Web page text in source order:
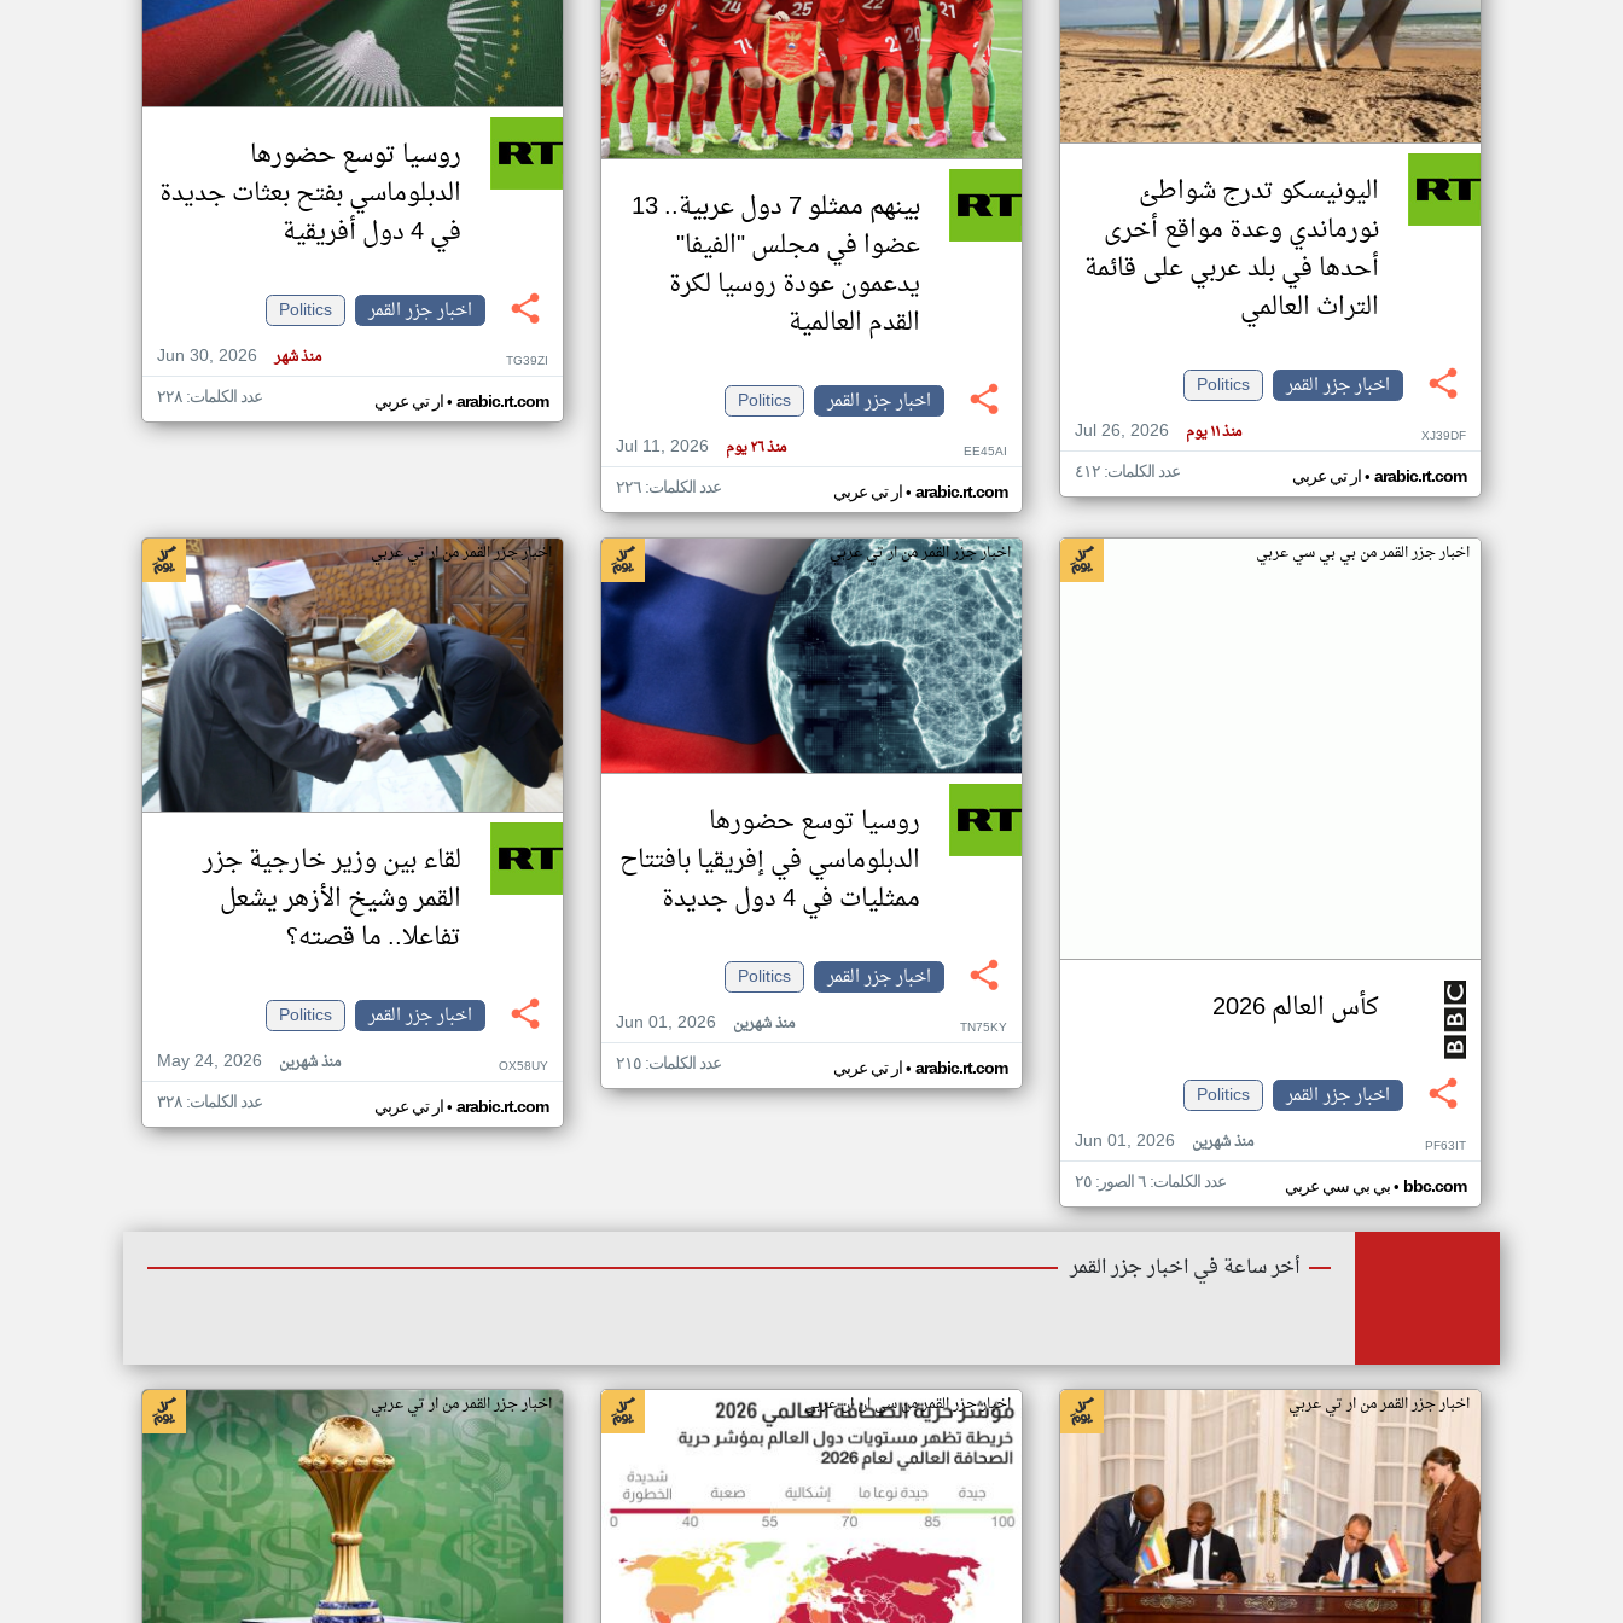
تغيير الدولة
اخبار جزر القمر على مدار الساعة
أهم اخبار جزر القمر العاجلة والمباشرة
اليونيسكو تدرج شواطئ
نورماندي وعدة مواقع أخرى
أحدها في بلد عربي على قائمة
التراث العالمي
اخبار جزر القمر
Politics
Jul 26, 2026
منذ ١١ يوم XJ39DF
ار تي عربي• arabic.rt.com عدد الكلمات: ٤١٢
بينهم ممثلو 7 دول عربية.. 13
عضوا في مجلس "الفيفا"
يدعمون عودة روسيا لكرة
القدم العالمية
اخبار جزر القمر
Politics
Jul 11, 2026
منذ ٢٦ يوم EE45AI
ار تي عربي• arabic.rt.com عدد الكلمات: ٢٢٦
روسيا توسع حضورها
الدبلوماسي بفتح بعثات جديدة
في 4 دول أفريقية
اخبار جزر القمر
Politics
Jun 30, 2026
منذ شهر TG39ZI
ار تي عربي• arabic.rt.com عدد الكلمات: ٢٢٨
اخبار جزر القمر من بي بي سي عربي
كأس العالم 2026
اخبار جزر القمر
Politics
Jun 01, 2026
منذ شهرين PF63IT
بي بي سي عربي• bbc.com عدد الكلمات: ٦ الصور: ٢٥
اخبار جزر القمر من ار تي عربي
روسيا توسع حضورها
الدبلوماسي في إفريقيا بافتتاح
ممثليات في 4 دول جديدة
اخبار جزر القمر
Politics
Jun 01, 2026
منذ شهرين TN75KY
ار تي عربي• arabic.rt.com عدد الكلمات: ٢١٥
اخبار جزر القمر من ار تي عربي
لقاء بين وزير خارجية جزر
القمر وشيخ الأزهر يشعل
تفاعلا.. ما قصته؟
اخبار جزر القمر
Politics
May 24, 2026
منذ شهرين OX58UY
ار تي عربي• arabic.rt.com عدد الكلمات: ٣٢٨
أخر ساعة في اخبار جزر القمر
اخبار جزر القمر من ار تي عربي اخبار جزر القمر من سي ان ان عربي اخبار جزر القمر من ار تي عربي
klyoum.com